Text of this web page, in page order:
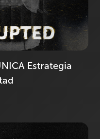
Estrategia